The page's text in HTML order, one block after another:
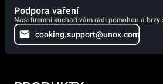
Podpora vaření
Naši firemní kuchaři vám rádi pomohou a brzy
cooking.support@unox.com